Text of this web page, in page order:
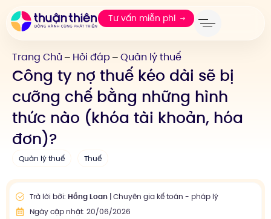
Tư vấn miễn phí
Trang Chủ — Hỏi đáp — Quản lý thuế
Công ty nợ thuế kéo dài sẽ bị
cưỡng chế bằng những hình
thức nào (khóa tài khoản, hóa
đơn)?
Quản lý thuế Thuế
Trả lời bởi: Hồng Loan| Chuyên gia kế toán - pháp lý
Ngày cập nhật: 20/06/2026